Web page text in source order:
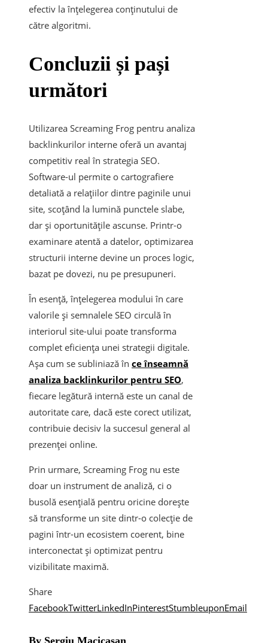
efectiv la înțelegerea conținutului de
către algoritmi.
Concluzii și pași
următori
Utilizarea Screaming Frog pentru analiza
backlinkurilor interne oferă un avantaj
competitiv real în strategia SEO.
Software-ul permite o cartografiere
detaliată a relațiilor dintre paginile unui
site, scoțând la lumină punctele slabe,
dar și oportunitățile ascunse. Printr-o
examinare atentă a datelor, optimizarea
structurii interne devine un proces logic,
bazat pe dovezi, nu pe presupuneri.
În esență, înțelegerea modului în care
valorile și semnalele SEO circulă în
interiorul site-ului poate transforma
complet eficiența unei strategii digitale.
Așa cum se subliniază în ce înseamnă
analiza backlinkurilor pentru SEO,
fiecare legătură internă este un canal de
autoritate care, dacă este corect utilizat,
contribuie decisiv la succesul general al
prezenței online.
Prin urmare, Screaming Frog nu este
doar un instrument de analiză, ci o
busolă esențială pentru oricine dorește
să transforme un site dintr-o colecție de
pagini într-un ecosistem coerent, bine
interconectat și optimizat pentru
vizibilitate maximă.
Share
FacebookTwitterLinkedInPinterestStumbleuponEmail
By Sergiu Macicasan